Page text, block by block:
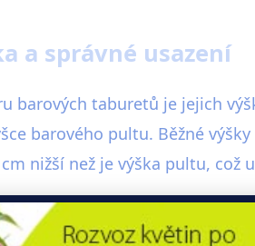
a správné usazení
barových taburetů je jejich
barového pultu. Běžné
nižší než je výška pultu,